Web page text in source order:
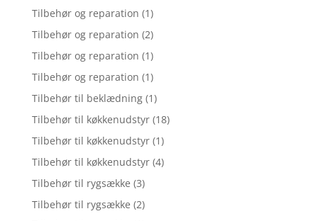
Tilbehør og reparation (1)
Tilbehør og reparation (2)
Tilbehør og reparation (1)
Tilbehør og reparation (1)
Tilbehør til beklædning (1)
Tilbehør til køkkenudstyr (18)
Tilbehør til køkkenudstyr (1)
Tilbehør til køkkenudstyr (4)
Tilbehør til rygsække (3)
Tilbehør til rygsække (2)